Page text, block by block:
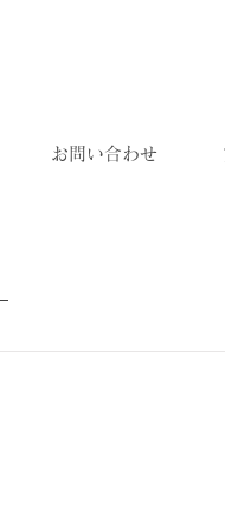
お問い合わせ